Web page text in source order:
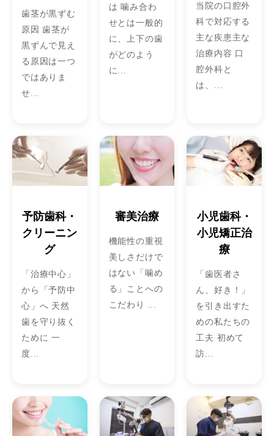
歯茎が黒ずむ
原因 歯茎が
黒ずんで見え
る原因は一つ
ではありま
せ...
は 噛み合わ
せとは一般的
に、上下の歯
がどのよう
に...
当院の口腔外
科で対応する
主な疾患主な
治療内容 口
腔外科と
は、...
予防歯科・
クリーニン
グ
「治療中心」
から「予防中
心」へ 天然
歯を守り抜く
ために 一
度...
審美治療
機能性の重視
美しさだけで
はない「噛め
る」ことへの
こだわり ...
小児歯科・
小児矯正治
療
「歯医者さ
ん、好き！」
を引き出すた
めの私たちの
工夫 初めて
訪...